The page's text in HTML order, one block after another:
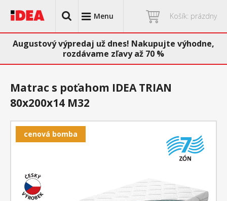
Menu Košík: prázdny
Augustový výpredaj už dnes! Nakupujte výhodne,
rozdávame zľavy až 70 %
cenová bomba
Matrac s poťahom IDEA TRIAN
80x200x14 M32